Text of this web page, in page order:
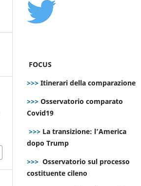
FOCUS
>>> Itinerari della comparazione
>>> Osservatorio comparato
Covid19
>>> La transizione: l’America
dopo Trump
>>> Osservatorio sul processo
costituente cileno